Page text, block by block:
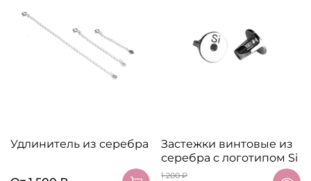
Удлинитель из серебра
Застежки винтовые из
серебра с логотипом Si
1 200 ₽